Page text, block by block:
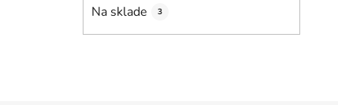
Na sklade 3